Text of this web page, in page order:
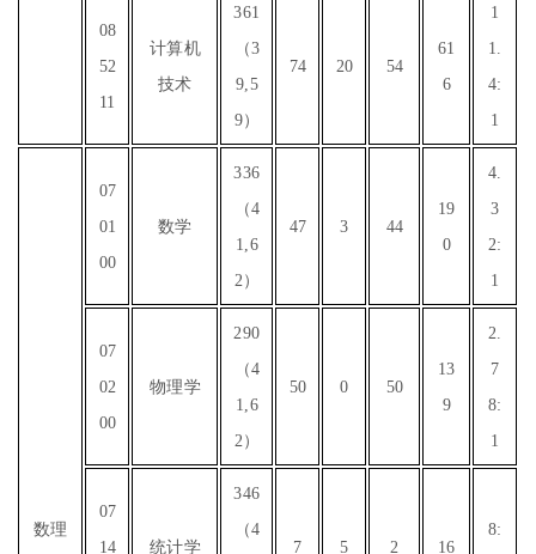
08
52
11
计算机
技术
361
（3
9,5
9）
74 20 54
61
6
1
1.
4:
1
数理
07
01
00
数学
336
（4
1,6
2）
47 3 44
19
0
4.
3
2:
1
07
02
00
物理学
290
（4
1,6
2）
50 0 50
13
9
2.
7
8:
1
07
14
统计学
346
（4
7
5 2 16
8: